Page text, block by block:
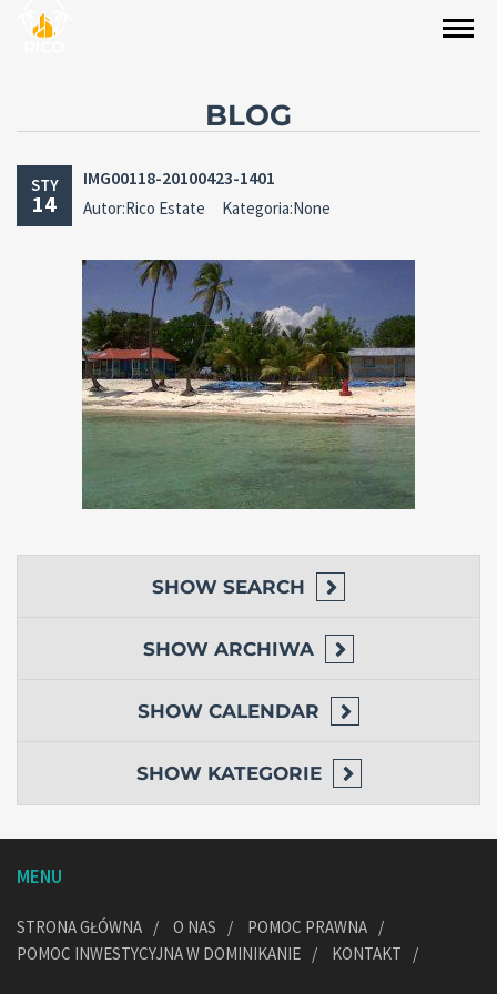
BLOG
STY
14
IMG00118-20100423-1401
Autor:Rico Estate Kategoria:None
SHOW SEARCH
SHOW ARCHIWA
SHOW CALENDAR
SHOW KATEGORIE
MENU
STRONA GŁÓWNA O NAS
POMOC PRAWNA
POMOC INWESTYCYJNA W DOMINIKANIE
KONTAKT